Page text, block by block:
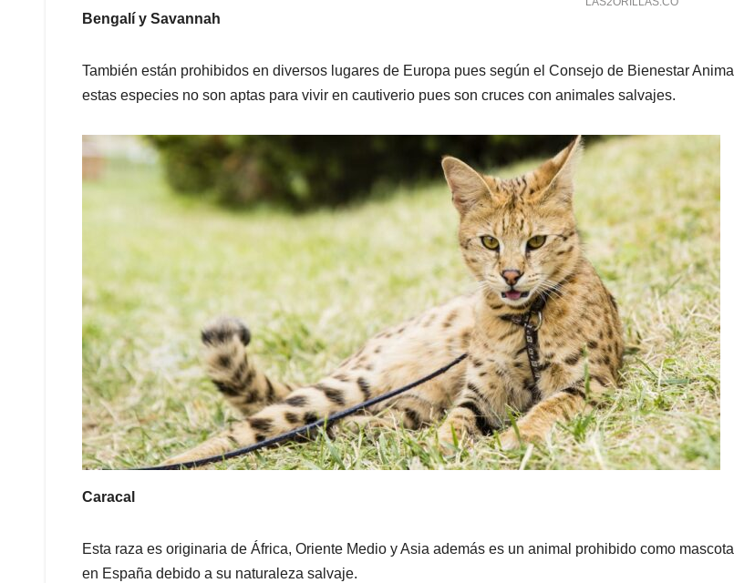
Bengalí y Savannah
También están prohibidos en diversos lugares de Europa pues según el Consejo de Bienestar Animal
estas especies no son aptas para vivir en cautiverio pues son cruces con animales salvajes.
Caracal
Esta raza es originaria de África, Oriente Medio y Asia además es un animal prohibido como mascota
en España debido a su naturaleza salvaje.